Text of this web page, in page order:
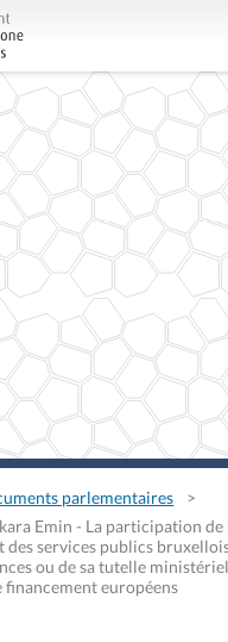
parlementaires
Emin - La participation
des services publics
ou de sa tutelle
européens